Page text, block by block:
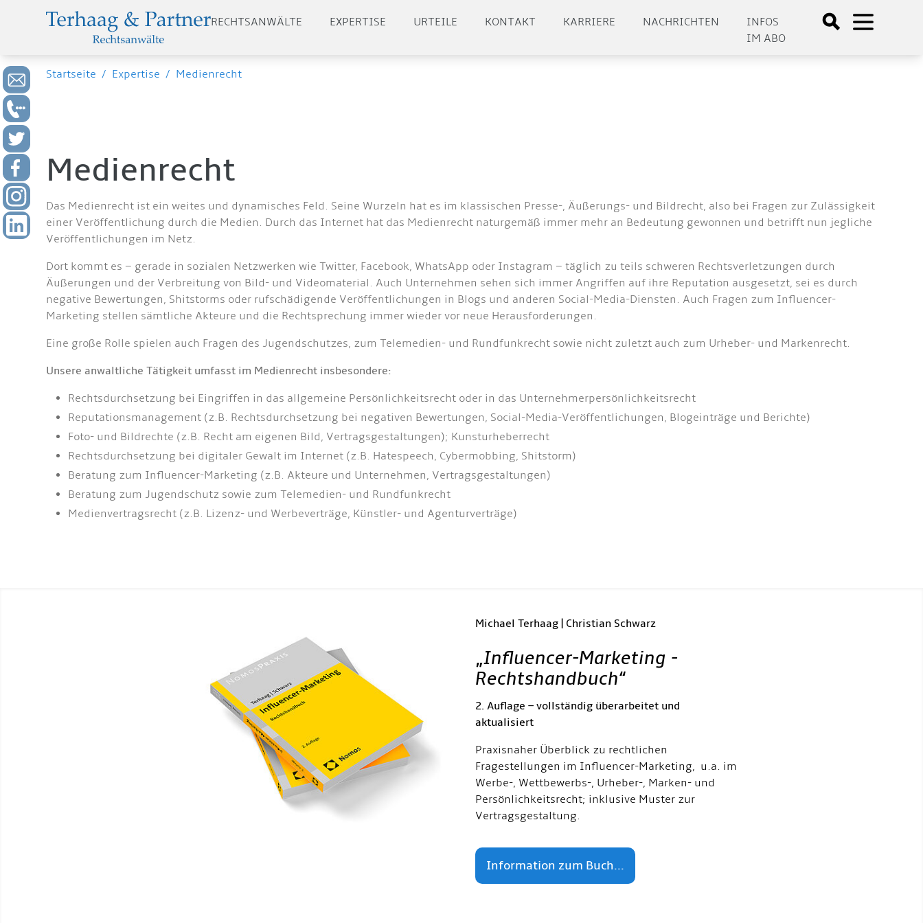
RECHTSANWÄLTE EXPERTISE URTEILE KONTAKT KARRIERE NACHRICHTEN
INFOS
IM ABO
Startseite / Expertise / Medienrecht
Medienrecht
Das Medienrecht ist ein weites und dynamisches Feld. Seine Wurzeln hat es im klassischen Presse-, Äußerungs- und Bildrecht, also bei Fragen zur Zulässigkeit
einer Veröffentlichung durch die Medien. Durch das Internet hat das Medienrecht naturgemäß immer mehr an Bedeutung gewonnen und betrifft nun jegliche
Veröffentlichungen im Netz.
Dort kommt es – gerade in sozialen Netzwerken wie Twitter, Facebook, WhatsApp oder Instagram – täglich zu teils schweren Rechtsverletzungen durch
Äußerungen und der Verbreitung von Bild- und Videomaterial. Auch Unternehmen sehen sich immer Angriffen auf ihre Reputation ausgesetzt, sei es durch
negative Bewertungen, Shitstorms oder rufschädigende Veröffentlichungen in Blogs und anderen Social-Media-Diensten. Auch Fragen zum Influencer-
Marketing stellen sämtliche Akteure und die Rechtsprechung immer wieder vor neue Herausforderungen.
Eine große Rolle spielen auch Fragen des Jugendschutzes, zum Telemedien- und Rundfunkrecht sowie nicht zuletzt auch zum Urheber- und Markenrecht.
Unsere anwaltliche Tätigkeit umfasst im Medienrecht insbesondere:
Rechtsdurchsetzung bei Eingriffen in das allgemeine Persönlichkeitsrecht oder in das Unternehmerpersönlichkeitsrecht
Reputationsmanagement (z.B. Rechtsdurchsetzung bei negativen Bewertungen, Social-Media-Veröffentlichungen, Blogeinträge und Berichte)
Foto- und Bildrechte (z.B. Recht am eigenen Bild, Vertragsgestaltungen); Kunsturheberrecht
Rechtsdurchsetzung bei digitaler Gewalt im Internet (z.B. Hatespeech, Cybermobbing, Shitstorm)
Beratung zum Influencer-Marketing (z.B. Akteure und Unternehmen, Vertragsgestaltungen)
Beratung zum Jugendschutz sowie zum Telemedien- und Rundfunkrecht
Medienvertragsrecht (z.B. Lizenz- und Werbeverträge, Künstler- und Agenturverträge)
Michael Terhaag | Christian Schwarz
„Influencer-Marketing -
Rechtshandbuch“
2. Auflage – vollständig überarbeitet und
aktualisiert
Praxisnaher Überblick zu rechtlichen
Fragestellungen im Influencer-Marketing, u.a. im
Werbe-, Wettbewerbs-, Urheber-, Marken- und
Persönlichkeitsrecht; inklusive Muster zur
Vertragsgestaltung.
Information zum Buch...